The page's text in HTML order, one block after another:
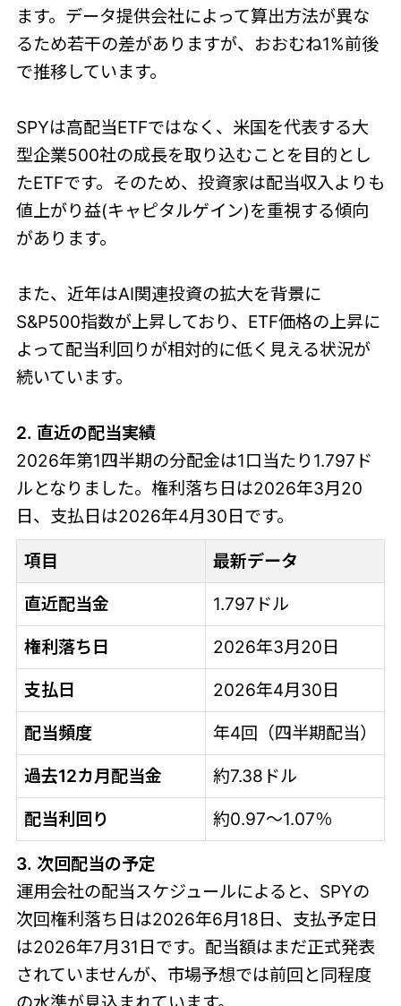
ます。データ提供会社によって算出方法が異な
るため若干の差がありますが、おおむね1%前後
で推移しています。
SPYは高配当ETFではなく、米国を代表する大
型企業500社の成長を取り込むことを目的とし
たETFです。そのため、投資家は配当収入よりも
値上がり益(キャピタルゲイン)を重視する傾向
があります。
また、近年はAI関連投資の拡大を背景に
S&P500指数が上昇しており、ETF価格の上昇に
よって配当利回りが相対的に低く見える状況が
続いています。
2. 直近の配当実績
2026年第1四半期の分配金は1口当たり1.797ド
ルとなりました。権利落ち日は2026年3月20
日、支払日は2026年4月30日です。
項目
最新データ
直近配当金
1.797ドル
権利落ち日
2026年3月20日
支払日
2026年4月30日
配当頻度
年4回（四半期配当）
過去12カ月配当金
約7.38ドル
配当利回り
約0.97～1.07％
3. 次回配当の予定
運用会社の配当スケジュールによると、SPYの
次回権利落ち日は2026年6月18日、支払予定日
は2026年7月31日です。配当額はまだ正式発表
されていませんが、市場予想では前回と同程度